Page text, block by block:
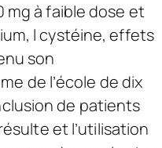
mg à faible dose et
l cystéine, effets
son
de l’école de dix
de patients
et l’utilisation